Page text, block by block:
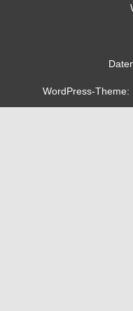
WordPress-Theme: